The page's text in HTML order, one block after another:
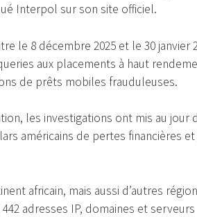
Interpol sur son site officiel.
le 8 décembre 2025 et le 30 janvier
aux placements à haut
de prêts mobiles frauduleuses.
les investigations ont mis au jour
américains de pertes financières
africain, mais aussi d’autres
adresses IP, domaines et serveurs